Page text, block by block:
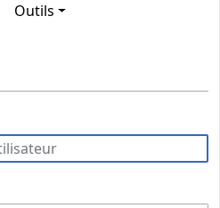
Outils